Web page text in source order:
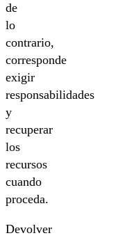
de
lo
contrario,
corresponde
exigir
responsabilidades
y
recuperar
los
recursos
cuando
proceda.
Devolver